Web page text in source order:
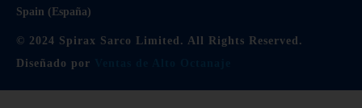
Spain (España)
© 2024 Spirax Sarco Limited. All Rights Reserved.
Diseñado por